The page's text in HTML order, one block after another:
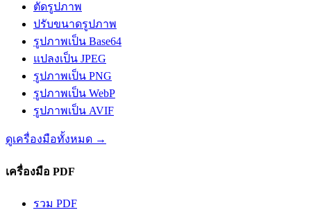
ตัดรูปภาพ
ปรับขนาดรูปภาพ
รูปภาพเป็น Base64
แปลงเป็น JPEG
รูปภาพเป็น PNG
รูปภาพเป็น WebP
รูปภาพเป็น AVIF
ดูเครื่องมือทั้งหมด →
เครื่องมือ PDF
รวม PDF